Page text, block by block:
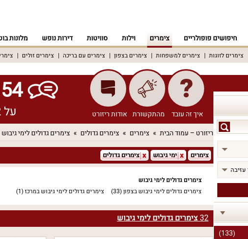
חיפושים פופולריים צימרים וילות סוויטות דירות נופש מלונות
צימרים לזוגות צימרים למשפחות צימרים בצפון צימרים עם בריכה צימרים זולים
עזיבה
(133)
איך זה עובד מהתקשורת אודות ריזורט
16,154
על 392 מקומות אירוח שונים ברחבי הארץ
ריזורט – עמוד הבית צימרים צימרים גדולים צימרים גדולים לימי גיבוש
צימרים ימי גיבוש צימרים גדולים
צימרים גדולים לימי גיבוש
צימרים גדולים לימי גיבוש בצפון(33) צימרים גדולים לימי גיבוש במרכז(1)
32צימרים גדולים לימי גיבוש